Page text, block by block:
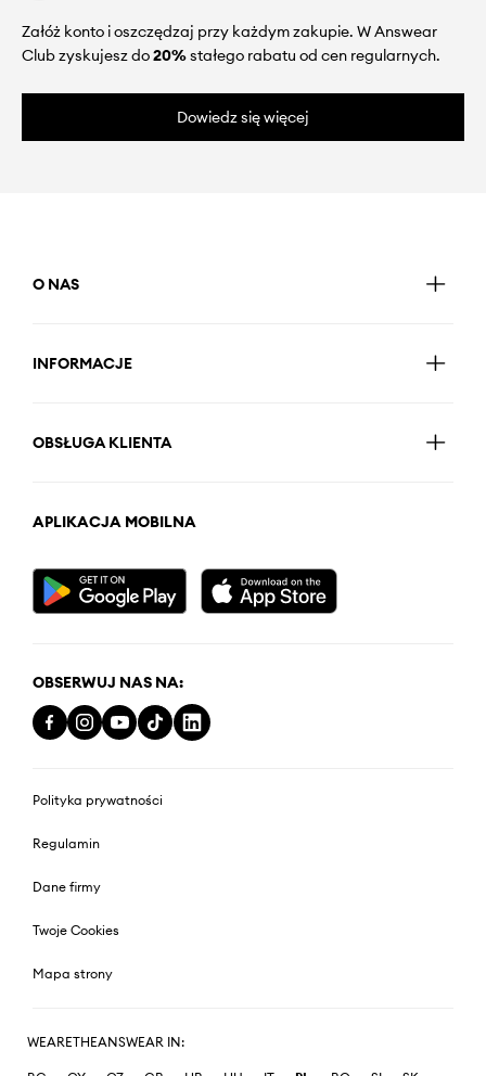
Załóż konto i oszczędzaj przy każdym zakupie. W Answear
Club zyskujesz do20%stałego rabatu od cen regularnych.
Dowiedz się więcej
O NAS
INFORMACJE
OBSŁUGA KLIENTA
APLIKACJA MOBILNA
OBSERWUJ NAS NA:
Polityka prywatności
Regulamin
Dane firmy
Twoje Cookies
Mapa strony
WEARETHEANSWEAR IN: